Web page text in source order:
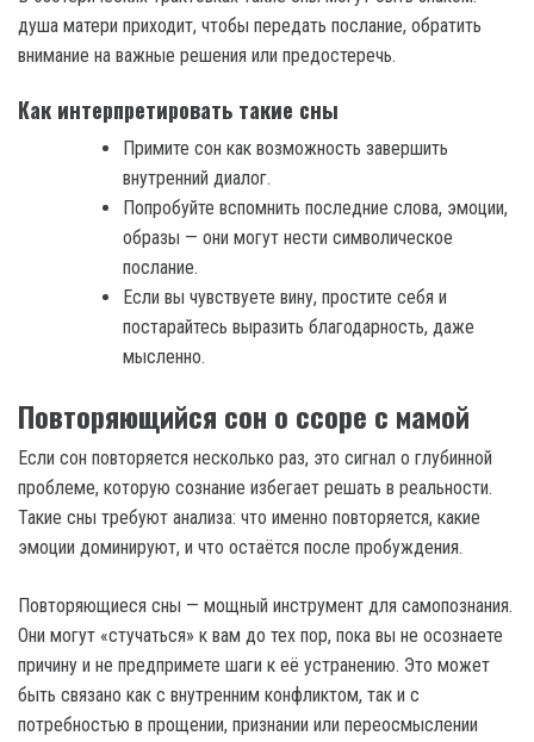
душа матери приходит, чтобы передать послание, обратить
внимание на важные решения или предостеречь.
Как интерпретировать такие сны
Примите сон как возможность завершить
внутренний диалог.
Попробуйте вспомнить последние слова, эмоции,
образы — они могут нести символическое
послание.
Если вы чувствуете вину, простите себя и
постарайтесь выразить благодарность, даже
мысленно.
Повторяющийся сон о ссоре с мамой
Если сон повторяется несколько раз, это сигнал о глубинной
проблеме, которую сознание избегает решать в реальности.
Такие сны требуют анализа: что именно повторяется, какие
эмоции доминируют, и что остаётся после пробуждения.
Повторяющиеся сны — мощный инструмент для самопознания.
Они могут «стучаться» к вам до тех пор, пока вы не осознаете
причину и не предпримете шаги к её устранению. Это может
быть связано как с внутренним конфликтом, так и с
потребностью в прощении, признании или переосмыслении